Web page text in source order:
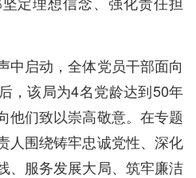
中启动，全体党员干部面向
，该局为4名党龄达到50年
他们致以崇高敬意。在专题
人围绕铸牢忠诚党性、深化
、服务发展大局、筑牢廉洁